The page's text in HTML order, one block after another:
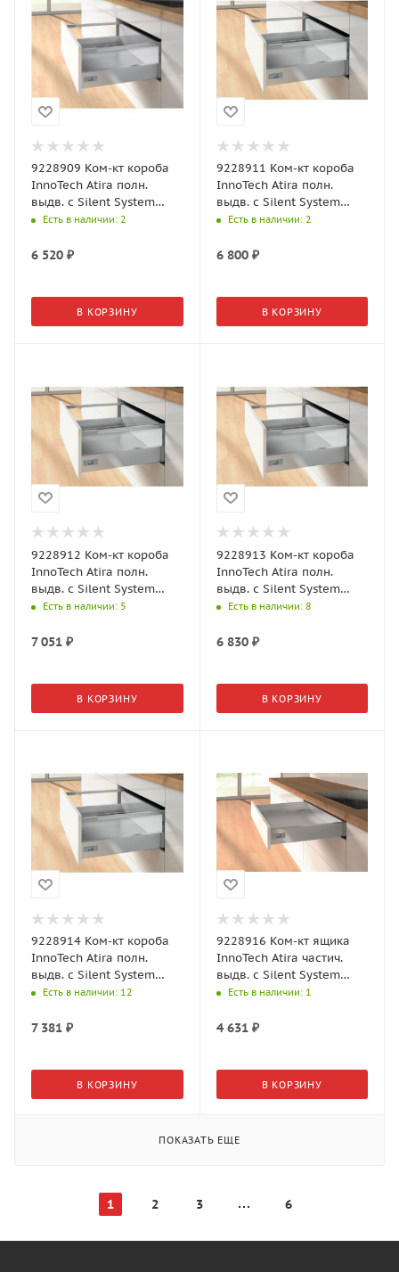
9228909 Ком-кт короба
InnoTech Atira полн.
выдв. с Silent System
NL260, H176, релинги,
Есть в наличии: 2
6 520 ₽
В КОРЗИНУ
9228911 Ком-кт короба
InnoTech Atira полн.
выдв. с Silent System
NL350, H176, релинги,
Есть в наличии: 2
6 800₽
В КОРЗИНУ
9228912 Ком-кт короба
InnoTech Atira полн.
выдв. с Silent System
NL420, H176, релинги,
Есть в наличии: 5
7 051 ₽
В КОРЗИНУ
9228913 Ком-кт короба
InnoTech Atira полн.
выдв. с Silent System
NL470, H176, релинги,
Есть в наличии: 8
6 830₽
В КОРЗИНУ
9228914 Ком-кт короба
InnoTech Atira полн.
выдв. с Silent System
NL520, H176, релинги,
Есть в наличии: 12
7 381 ₽
В КОРЗИНУ
9228916 Ком-кт ящика
InnoTech Atira частич.
выдв. с Silent System
NL470, H70, серый
Есть в наличии: 1
4 631₽
В КОРЗИНУ
ПОКАЗАТЬ ЕЩЕ
1 2 3 6